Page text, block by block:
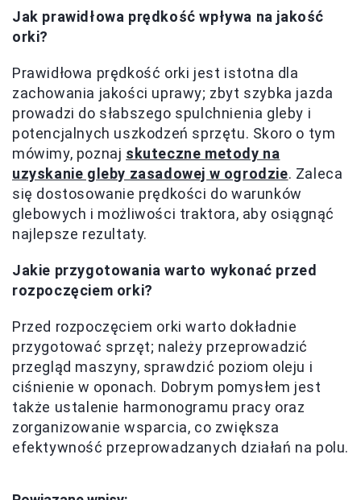
Jak prawidłowa prędkość wpływa na jakość
orki?
Prawidłowa prędkość orki jest istotna dla
zachowania jakości uprawy; zbyt szybka jazda
prowadzi do słabszego spulchnienia gleby i
potencjalnych uszkodzeń sprzętu. Skoro o tym
mówimy, poznaj skuteczne metody na
uzyskanie gleby zasadowej w ogrodzie. Zaleca
się dostosowanie prędkości do warunków
glebowych i możliwości traktora, aby osiągnąć
najlepsze rezultaty.
Jakie przygotowania warto wykonać przed
rozpoczęciem orki?
Przed rozpoczęciem orki warto dokładnie
przygotować sprzęt; należy przeprowadzić
przegląd maszyny, sprawdzić poziom oleju i
ciśnienie w oponach. Dobrym pomysłem jest
także ustalenie harmonogramu pracy oraz
zorganizowanie wsparcia, co zwiększa
efektywność przeprowadzanych działań na polu.